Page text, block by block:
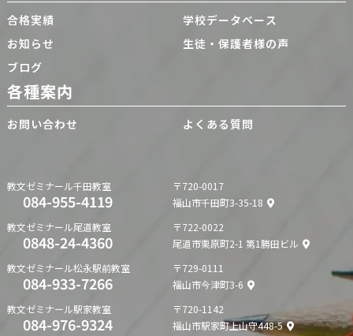
合格実績
お知らせ
ブログ
学校データベース
生徒・保護者様の声
各種案内
お問い合わせ よくある質問
教文ゼミナール千田教室
084-955-4119
〒720-0017
福山市千田町3-35-18
教文ゼミナール尾道教室
0848-24-4360
〒722-0022
尾道市栗原町2-1 第1勝田ビル
教文ゼミナール松永駅前教室
084-933-7266
〒729-0111
福山市今津町3-6
教文ゼミナール駅家教室
084-976-9324
〒720-1142
福山市駅家町上山守448-5